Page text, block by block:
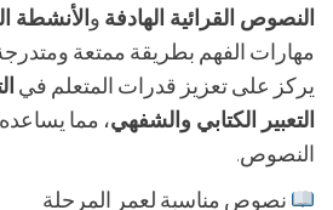
النصوص القرائية الهادفة والأنشطة
مهارات الفهم بطريقة ممتعة
يركز على تعزيز قدرات المتعلم في
التعبير الكتابي والشفهي، مما
النصوص.
نصوص مناسبة لعمر المرحلة